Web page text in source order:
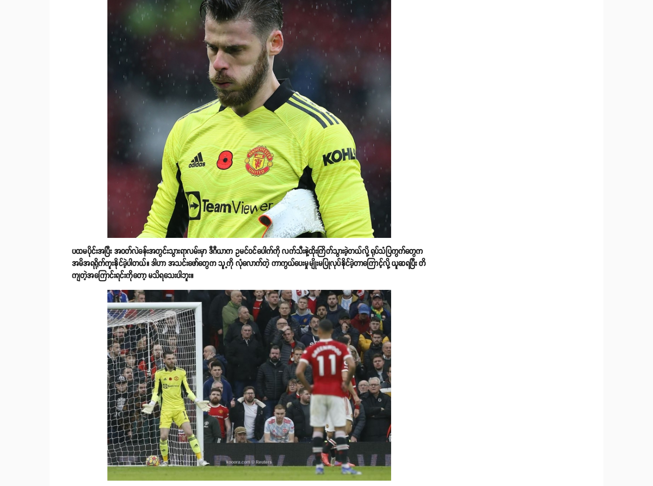
ပထမပိုင်းအပြီး အဝတ်လဲခန်းအတွင်းသွားရာလမ်းမှာ ဒီဂီယာက ဥမင်ဝင်ပေါက်ကို လက်သီးနဲ့ထိုးကြိတ်သွားခဲ့တယ်လို့ ရုပ်သံပြကွက်တွေက
အမိအရရိုက်ကူးနိုင်ခဲ့ပါတယ်။ ဒါဟာ အသင်းဖော်တွေက သူ့ကို လုံလောက်တဲ့ ကာကွယ်ပေးမှုမျိုးမပြုလုပ်နိုင်ခဲ့တာကြောင့်လို့ ယူဆရပြီး တိ
ကျတဲ့အကြောင်းရင်းကိုတော့ မသိရသေးပါဘူး။